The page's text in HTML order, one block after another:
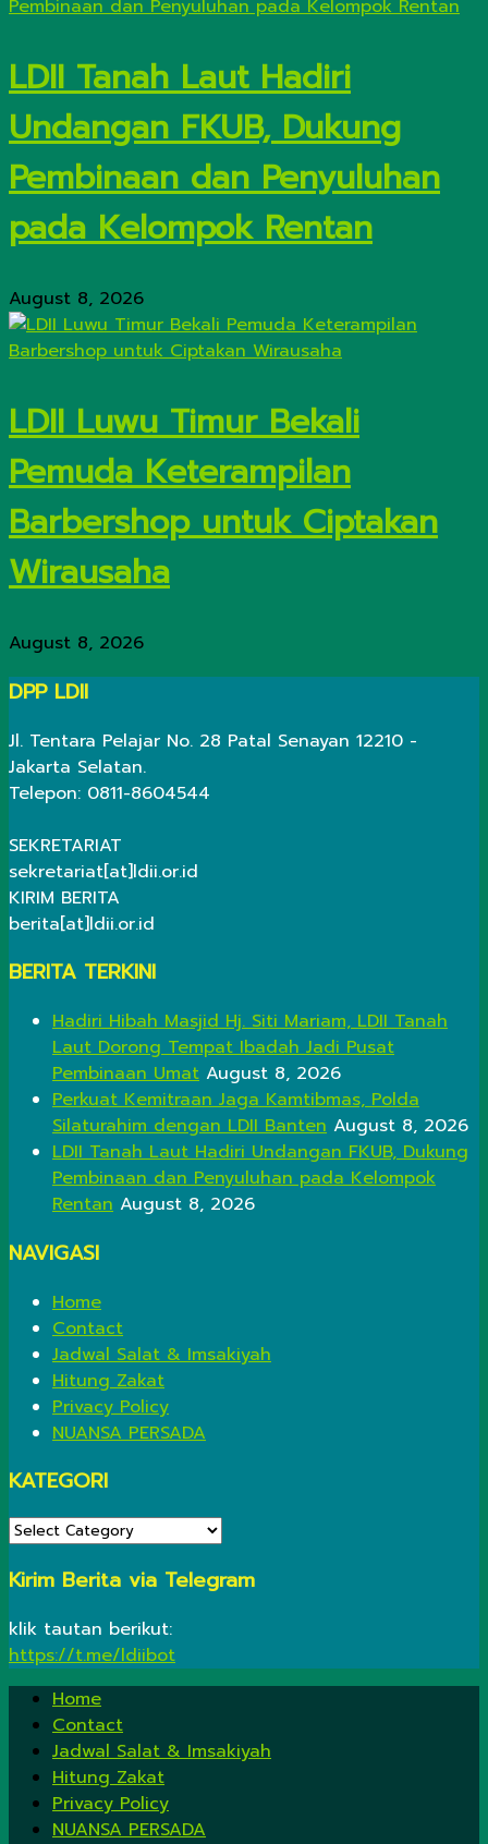
LDII Tanah Laut Hadiri
Undangan FKUB, Dukung
Pembinaan dan Penyuluhan
pada Kelompok Rentan
August 8, 2026
LDII Luwu Timur Bekali
Pemuda Keterampilan
Barbershop untuk Ciptakan
Wirausaha
August 8, 2026
DPP LDII
Jl. Tentara Pelajar No. 28 Patal Senayan 12210 -
Jakarta Selatan.
Telepon: 0811-8604544
SEKRETARIAT
sekretariat[at]ldii.or.id
KIRIM BERITA
berita[at]ldii.or.id
BERITA TERKINI
Hadiri Hibah Masjid Hj. Siti Mariam, LDII Tanah
Laut Dorong Tempat Ibadah Jadi Pusat
Pembinaan Umat August 8, 2026
Perkuat Kemitraan Jaga Kamtibmas, Polda
Silaturahim dengan LDII Banten August 8, 2026
LDII Tanah Laut Hadiri Undangan FKUB, Dukung
Pembinaan dan Penyuluhan pada Kelompok
Rentan August 8, 2026
NAVIGASI
Home
Contact
Jadwal Salat & Imsakiyah
Hitung Zakat
Privacy Policy
NUANSA PERSADA
KATEGORI
KATEGORI
Kirim Berita via Telegram
klik tautan berikut:
https://t.me/ldiibot
Home
Contact
Jadwal Salat & Imsakiyah
Hitung Zakat
Privacy Policy
NUANSA PERSADA